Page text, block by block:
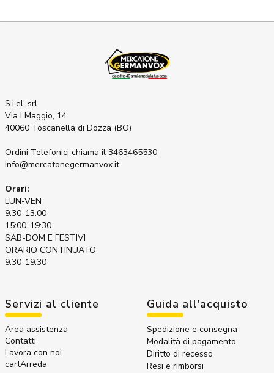
S.i.el. srl
Via I Maggio, 14
40060 Toscanella di Dozza (BO)
Ordini Telefonici chiama il 3463465530
info@mercatonegermanvox.it
Orari:
LUN-VEN
9:30-13:00
15:00-19:30
SAB-DOM E FESTIVI
ORARIO CONTINUATO
9:30-19:30
Servizi al cliente
Area assistenza
Contatti
Lavora con noi
cartArreda
Guida all'acquisto
Spedizione e consegna
Modalità di pagamento
Diritto di recesso
Resi e rimborsi